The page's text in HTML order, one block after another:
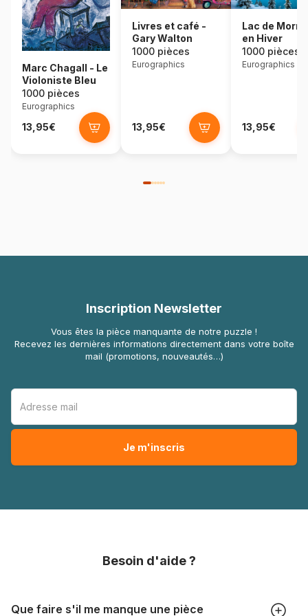
Marc Chagall - Le
Violoniste Bleu
1000 pièces
Eurographics
13,95€
Livres et café -
Gary Walton
1000 pièces
Eurographics
13,95€
Lac de
en Hiver
1000 pièces
Eurographics
13,95€
Inscription Newsletter
Vous êtes la pièce manquante de notre puzzle !
Recevez les dernières informations directement dans votre boîte
mail (promotions, nouveautés…)
Besoin d'aide ?
Que faire s'il me manque une pièce